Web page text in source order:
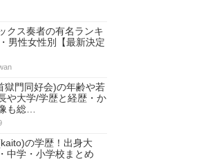
クス奏者の有名ランキ
男性女性別【最新決定
獄門同好会)の年齢や若
や大学/学歴と経歴・か
も総…
の学歴！出身大
中学・小学校まとめ